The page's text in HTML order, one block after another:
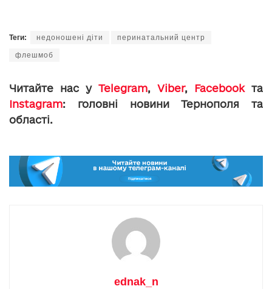
Теги: недоношені діти перинатальний центр
флешмоб
Читайте нас у Telegram, Viber, Facebookта
Instagram: головні новини Тернополя та
області.
ednak_n